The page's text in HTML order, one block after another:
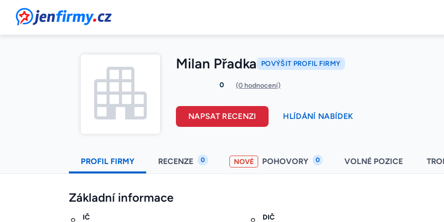
JenFirmy.cz
Milan Přadka POVÝŠIT PROFIL FIRMY
0 (0 hodnocení)
NAPSAT RECENZI HLÍDÁNÍ NABÍDEK
PROFIL FIRMY RECENZE 0 NOVÉ POHOVORY 0 VOLNÉ POZICE
Základní informace
IČ DIČ